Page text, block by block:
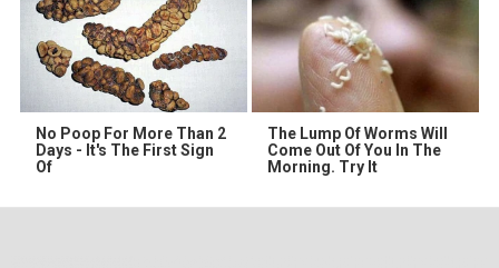
No Poop For More Than 2
Days - It's The First Sign
Of
The Lump Of Worms Will
Come Out Of You In The
Morning. Try It